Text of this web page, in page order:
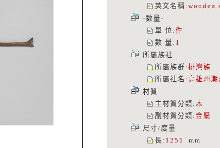
英文名稱 : wooden
-數量-
單 位 : 件
數 量 : 1
所屬族社
所屬族群 : 排灣族
所屬社名 : 高雄州
材質
主材質分類 : 木
副材質分類 : 金屬
尺寸/度量
長 : 1255
mm